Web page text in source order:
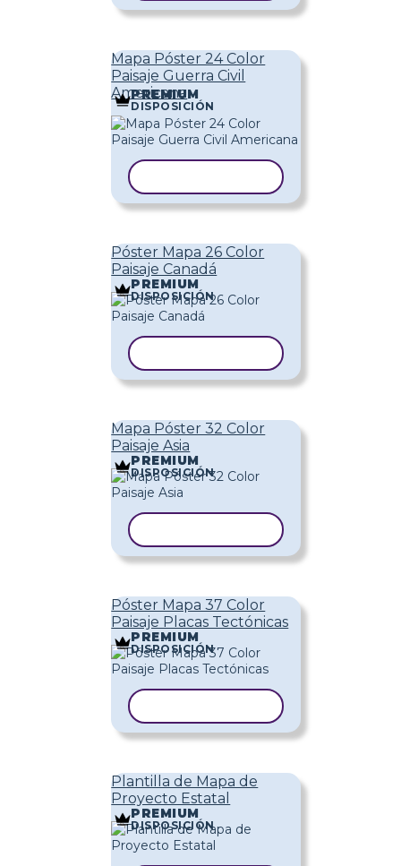
Mapa Póster 24 Color
Paisaje Guerra Civil
Americana
PREMIUM
DISPOSICIÓN
Póster Mapa 26 Color
Paisaje Canadá
PREMIUM
DISPOSICIÓN
Mapa Póster 32 Color
Paisaje Asia
PREMIUM
DISPOSICIÓN
Póster Mapa 37 Color
Paisaje Placas Tectónicas
PREMIUM
DISPOSICIÓN
Plantilla de Mapa de
Proyecto Estatal
PREMIUM
DISPOSICIÓN